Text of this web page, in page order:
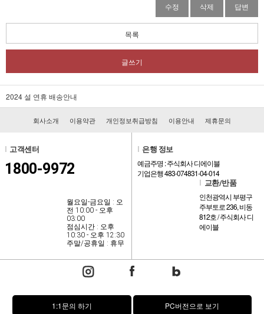
수정 삭제 답변
목록
글쓰기
2024 설 연휴 배송안내
회사소개 이용약관 개인정보취급방침 이용안내 제휴문의
고객센터
1800-9972
월요일-금요일 : 오
전 10:00 - 오후
03:00
점심시간 : 오후
10:30 - 오후 12:30
주말/공휴일 : 휴무
은행 정보
예금주명 : 주식회사 디에이블
기업은행 483-074831-04-014
교환/반품
인천광역시 부평구
주부토로 236, 비동
812호 / 주식회사 디
에이블
1:1문의 하기 PC버전으로 보기